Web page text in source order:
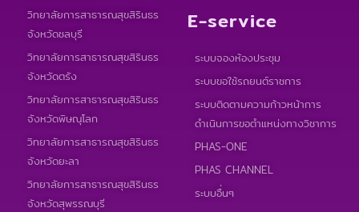
วิทยาลัยการสาธารณสุขสิรินธร
จังหวัดชลบุรี
วิทยาลัยการสาธารณสุขสิรินธร
จังหวัดตรัง
วิทยาลัยการสาธารณสุขสิรินธร
จังหวัดพิษณุโลก
วิทยาลัยการสาธารณสุขสิรินธร
จังหวัดยะลา
วิทยาลัยการสาธารณสุขสิรินธร
จังหวัดสุพรรณบุรี
E-service
ระบบจองห้องประชุม
ระบบขอใช้รถยนต์ราชการ
ระบบติดตามความก้าวหน้าการ
ดำเนินการขอตำแหน่งทางวิชาการ
PHAS-ONE
PHAS CHANNEL
ระบบอื่นๆ